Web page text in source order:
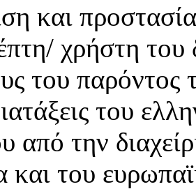
και
χρήστη του
του παρόντος
του
από την
και του